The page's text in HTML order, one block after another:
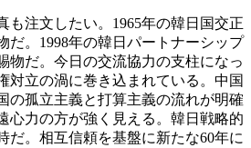
も注文したい。1965年の韓日国交正
だ。1998年の韓日パートナーシップ
物だ。今日の交流協力の支柱になっ
対立の渦に巻き込まれている。中国
の孤立主義と打算主義の流れが明確
心力の方が強く見える。韓日戦略的
だ。相互信頼を基盤に新たな60年に